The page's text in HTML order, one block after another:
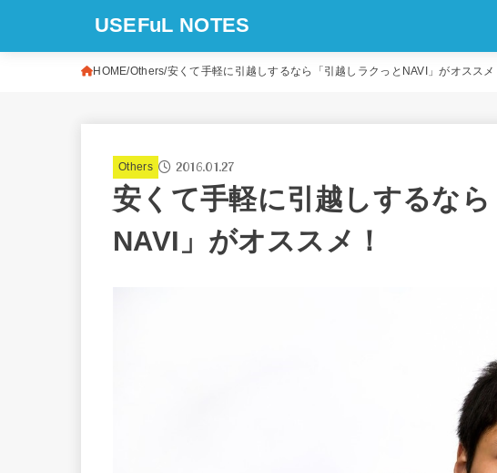
USEFuL NOTES
HOME Others 安くて手軽に引越しするなら「引越しラクっとNAVI」がオススメ
Others 2016.01.27
安くて手軽に引越しするな
NAVI」がオススメ！